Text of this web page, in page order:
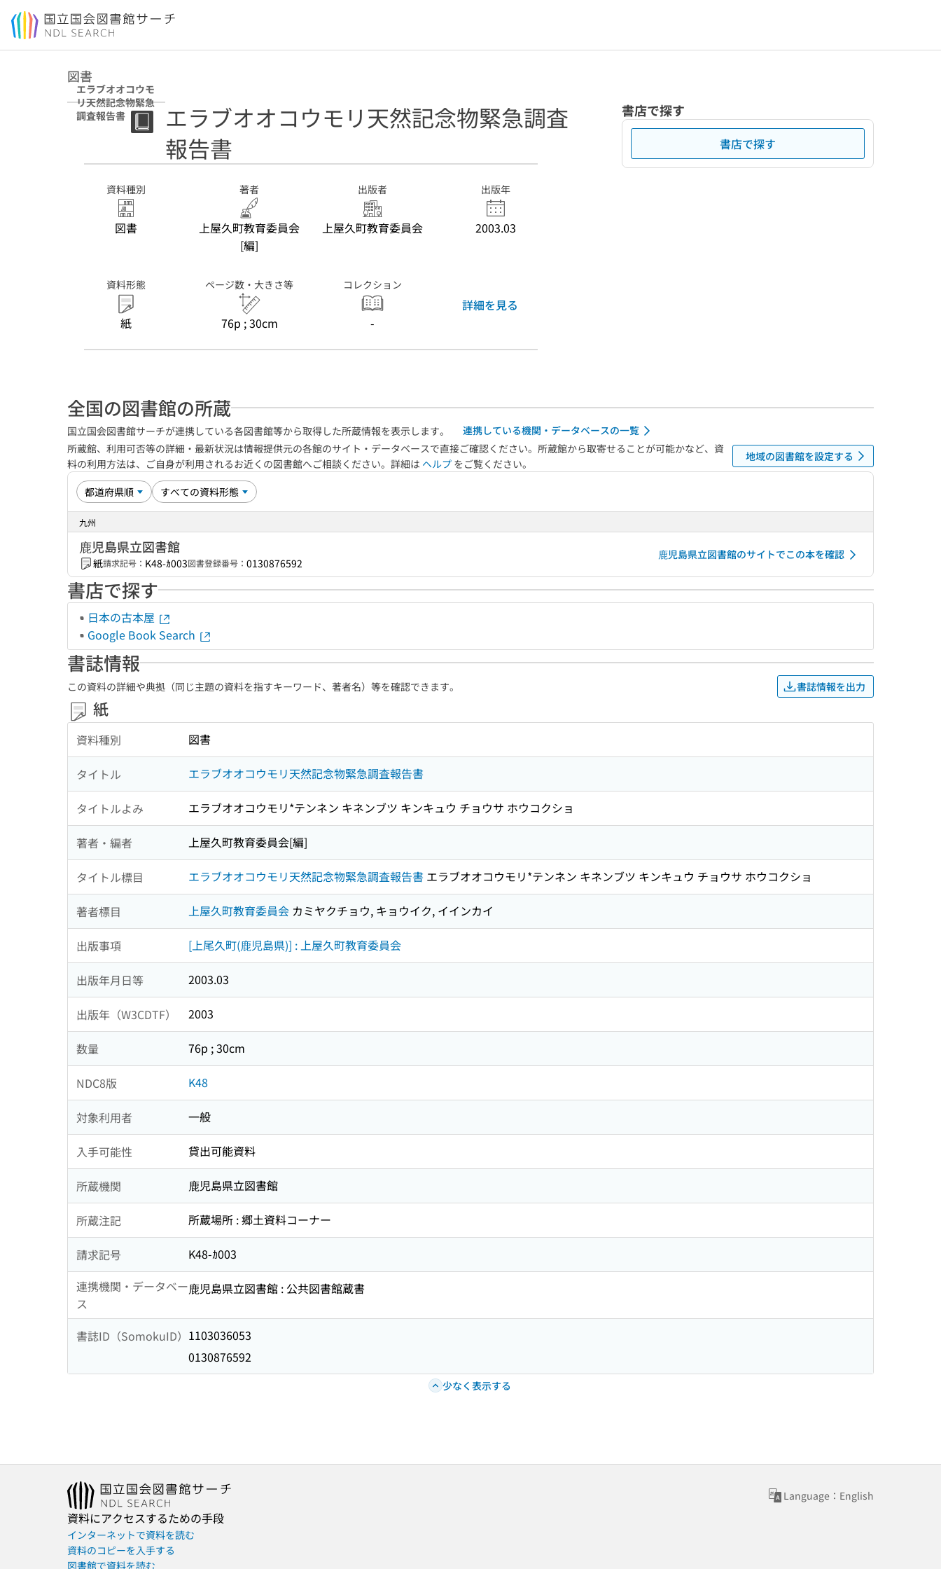
本文へ移動
図書
エラブオオコウモ
リ天然記念物緊急
調査報告書
エラブオオコウモリ天然記念物緊急調査
報告書
資料種別
図書
著者
上屋久町教育委員会
[編]
出版者
上屋久町教育委員会
出版年
2003.03
資料形態
紙
ページ数・大きさ等
76p ; 30cm
コレクション
-
詳細を見る
書店で探す
書店で探す
全国の図書館の所蔵
国立国会図書館サーチが連携している各図書館等から取得した所蔵情報を表示します。
連携している機関・データベースの一覧
所蔵館、利用可否等の詳細・最新状況は情報提供元の各館のサイト・データベースで直接ご確認ください。所蔵館から取寄せることが可能かなど、資
料の利用方法は、ご自身が利用されるお近くの図書館へご相談ください。詳細は ヘルプ をご覧ください。
地域の図書館を設定する
九州
鹿児島県立図書館
紙請求記号： K48-ｶ003図書登録番号： 0130876592
鹿児島県立図書館のサイトでこの本を確認
書店で探す
日本の古本屋
Google Book Search
書誌情報
この資料の詳細や典拠（同じ主題の資料を指すキーワード、著者名）等を確認できます。 書誌情報を出力
紙
資料種別 図書
タイトル エラブオオコウモリ天然記念物緊急調査報告書
タイトルよみ エラブオオコウモリ*テンネン キネンブツ キンキュウ チョウサ ホウコクショ
著者・編者 上屋久町教育委員会[編]
タイトル標目 エラブオオコウモリ天然記念物緊急調査報告書 エラブオオコウモリ*テンネン キネンブツ キンキュウ チョウサ ホウコクショ
著者標目 上屋久町教育委員会 カミヤクチョウ, キョウイク, イインカイ
出版事項 [上尾久町(鹿児島県)] : 上屋久町教育委員会
出版年月日等 2003.03
出版年（W3CDTF） 2003
数量 76p ; 30cm
NDC8版 K48
対象利用者 一般
入手可能性 貸出可能資料
所蔵機関 鹿児島県立図書館
所蔵注記 所蔵場所 : 郷土資料コーナー
請求記号
K48-ｶ003
連携機関・データベー
ス
鹿児島県立図書館 : 公共図書館蔵書
書誌ID（SomokuID） 1103036053
0130876592
少なく表示する
Language：English
資料にアクセスするための手段
インターネットで資料を読む
資料のコピーを入手する
図書館で資料を読む